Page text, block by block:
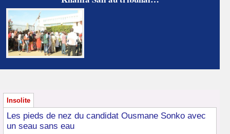
Insolite
Les pieds de nez du candidat Ousmane Sonko avec
un seau sans eau